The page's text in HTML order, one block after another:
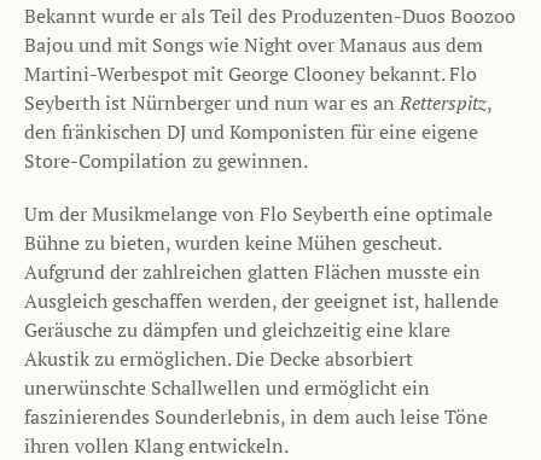
Bekannt wurde er als Teil des Produzenten-Duos Boozoo
Bajou und mit Songs wie Night over Manaus aus dem
Martini-Werbespot mit George Clooney bekannt. Flo
Seyberth ist Nürnberger und nun war es an Retterspitz,
den fränkischen DJ und Komponisten für eine eigene
Store-Compilation zu gewinnen.
Um der Musikmelange von Flo Seyberth eine optimale
Bühne zu bieten, wurden keine Mühen gescheut.
Aufgrund der zahlreichen glatten Flächen musste ein
Ausgleich geschaffen werden, der geeignet ist, hallende
Geräusche zu dämpfen und gleichzeitig eine klare
Akustik zu ermöglichen. Die Decke absorbiert
unerwünschte Schallwellen und ermöglicht ein
faszinierendes Sounderlebnis, in dem auch leise Töne
ihren vollen Klang entwickeln.